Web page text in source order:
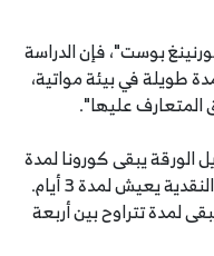
بوست"، فإن الدراسة
يستقر لمدة طويلة في بيئة مواتية،
المتعارف عليها".
الورقة يبقى كورونا لمدة
لا تتجاوز 3 ساعات. على الزجاج والأوراق النقدية يعيش لمدة 3 أيام.
لمدة تتراوح بين أربعة